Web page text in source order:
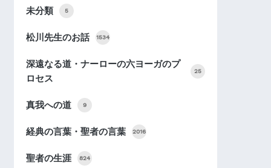
未分類 5
松川先生のお話 1534
深遠なる道・ナーローの六ヨーガのプ
ロセス
25
真我への道 9
経典の言葉・聖者の言葉 2016
聖者の生涯 824